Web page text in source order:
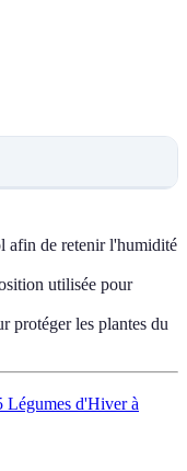
afin de retenir l'humidité
utilisée pour
protéger les plantes du
Légumes d'Hiver à